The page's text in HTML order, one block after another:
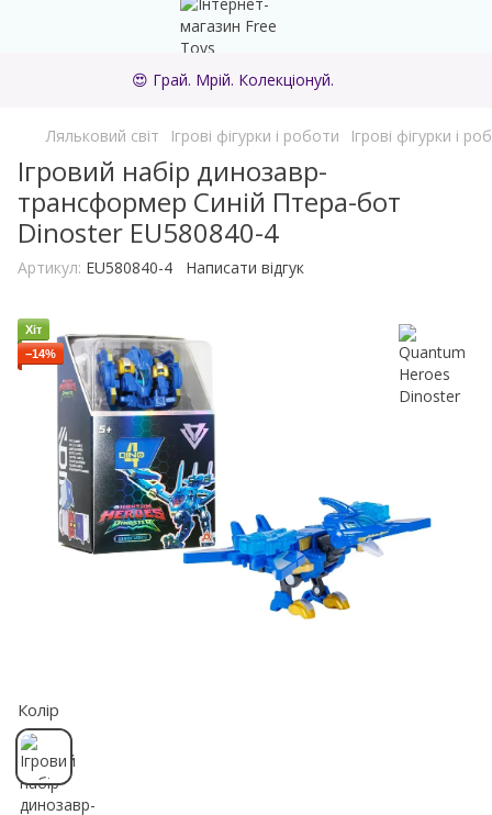
😍 Грай. Мрій. Колекціонуй.
Ляльковий світ Ігрові фігурки і роботи Ігрові фігурки і
Ігровий набір динозавр-
трансформер Синій Птера-бот
Dinoster EU580840-4
Артикул: EU580840-4 Написати відгук
Хіт
−14%
Колір